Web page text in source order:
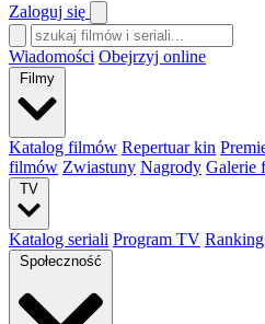
Zaloguj się
Wiadomości Obejrzyj online
Filmy
Katalog filmów Repertuar kin
filmów Zwiastuny Nagrody Galerie
TV
Katalog seriali Program TV
Społeczność